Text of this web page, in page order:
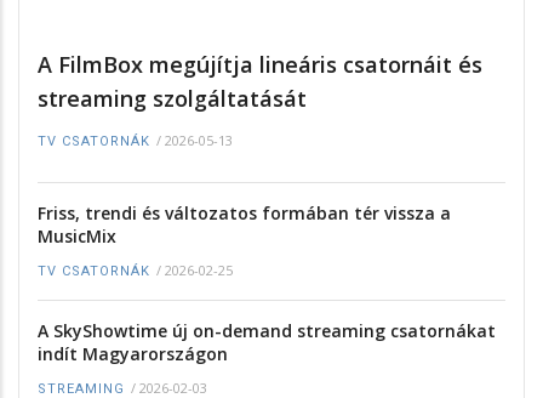
A FilmBox megújítja lineáris csatornáit és
streaming szolgáltatását
TV CSATORNÁK / 2026-05-13
Friss, trendi és változatos formában tér vissza a
MusicMix
TV CSATORNÁK / 2026-02-25
A SkyShowtime új on-demand streaming csatornákat
indít Magyarországon
STREAMING / 2026-02-03